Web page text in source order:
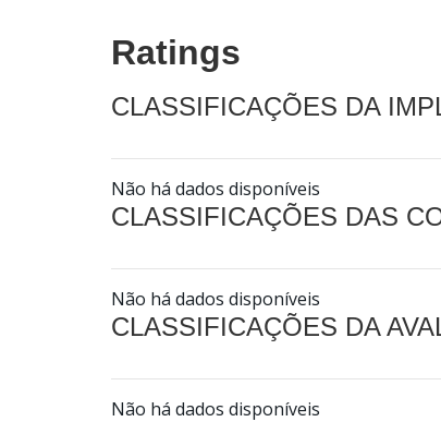
Ratings
CLASSIFICAÇÕES DA
Não há dados disponíveis
CLASSIFICAÇÕES DAS
Não há dados disponíveis
CLASSIFICAÇÕES DA
Não há dados disponíveis